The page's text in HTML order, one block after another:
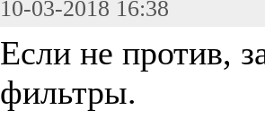
10-03-2018 16:38
Если не против,
фильтры.